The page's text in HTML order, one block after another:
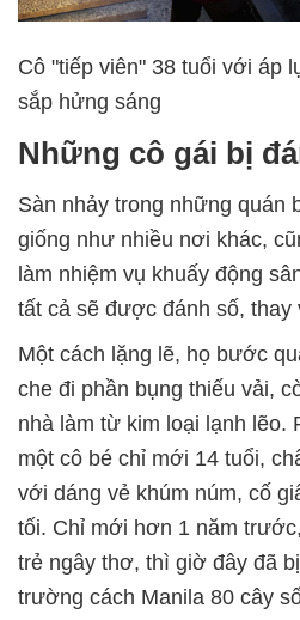
Cô "tiếp viên" 38 tuổi với áp
sắp hửng sáng
Những cô gái bị
Sàn nhảy trong những quán
giống như nhiều nơi khác,
làm nhiệm vụ khuấy động
tất cả sẽ được đánh số, thay
Một cách lặng lẽ, họ bước
che đi phần bụng thiếu vải,
nhà làm từ kim loại lạnh lẽo.
một cô bé chỉ mới 14 tuổi,
với dáng vẻ khúm núm, cố
tối. Chỉ mới hơn 1 năm
trẻ ngây thơ, thì giờ đây đã
trường cách Manila 80 cây